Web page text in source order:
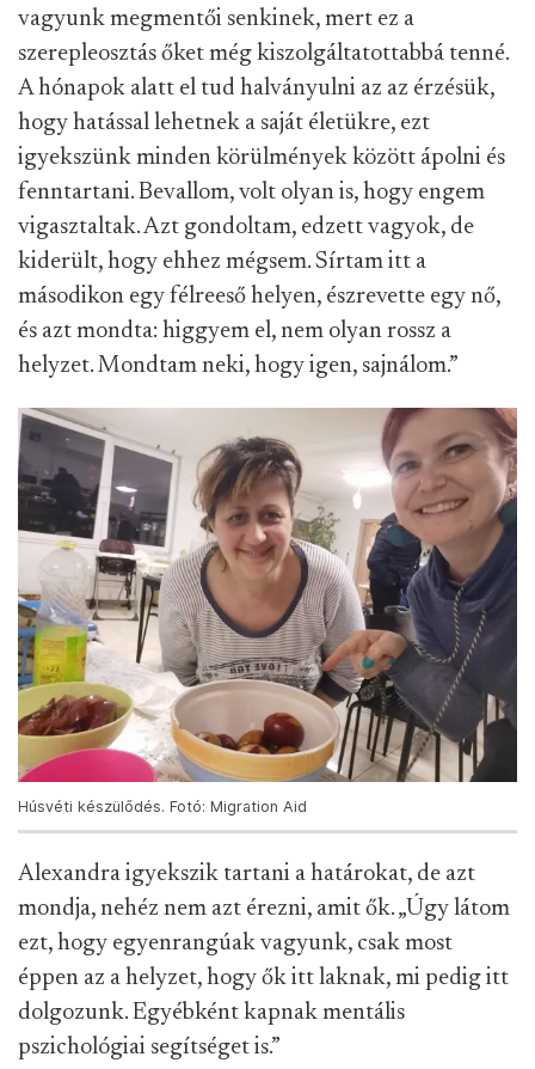
vagyunk megmentői senkinek, mert ez a
szerepleosztás őket még kiszolgáltatottabbá tenné.
A hónapok alatt el tud halványulni az az érzésük,
hogy hatással lehetnek a saját életükre, ezt
igyekszünk minden körülmények között ápolni és
fenntartani. Bevallom, volt olyan is, hogy engem
vigasztaltak. Azt gondoltam, edzett vagyok, de
kiderült, hogy ehhez mégsem. Sírtam itt a
másodikon egy félreeső helyen, észrevette egy nő,
és azt mondta: higgyem el, nem olyan rossz a
helyzet. Mondtam neki, hogy igen, sajnálom.”
Húsvéti készülődés. Fotó: Migration Aid
Alexandra igyekszik tartani a határokat, de azt
mondja, nehéz nem azt érezni, amit ők. „Úgy látom
ezt, hogy egyenrangúak vagyunk, csak most
éppen az a helyzet, hogy ők itt laknak, mi pedig itt
dolgozunk. Egyébként kapnak mentális
pszichológiai segítséget is.”